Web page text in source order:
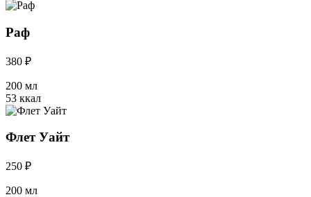
Раф
380 ₽
200 мл
53 ккал
Флет Уайт
250 ₽
200 мл